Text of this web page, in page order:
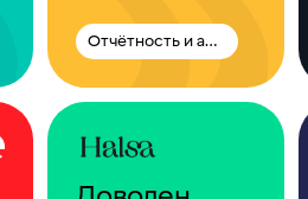
Отчётность и аналитика